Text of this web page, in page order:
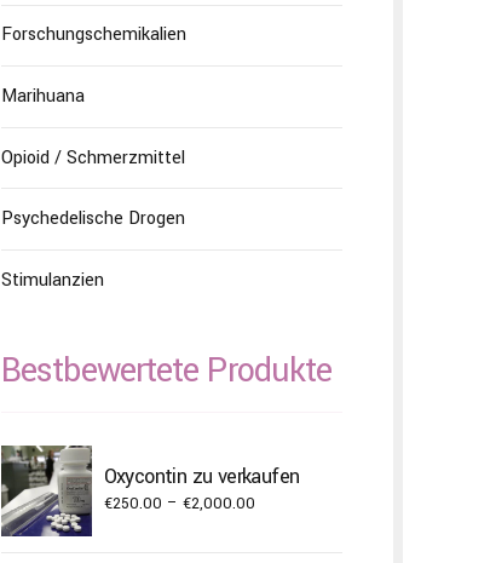
Forschungschemikalien
Marihuana
Opioid / Schmerzmittel
Psychedelische Drogen
Stimulanzien
Bestbewertete Produkte
Oxycontin zu verkaufen
€250.00 – €2,000.00Price